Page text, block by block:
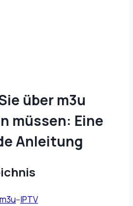
über m3u
müssen: Eine
Anleitung
–IPTV